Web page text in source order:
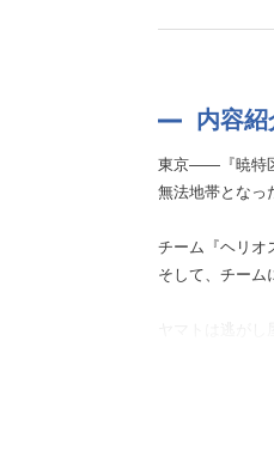
内容紹
東京――『暁特
無法地帯となっ
チーム『ヘリオ
そして、チーム
ヤマトは逃が
全て終えたと
その頃、カズ
追われる恐怖